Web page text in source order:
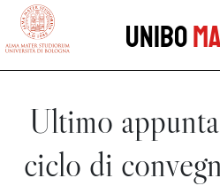
vai al contenuto della pagina
Unibo
Ultimo
ciclo di